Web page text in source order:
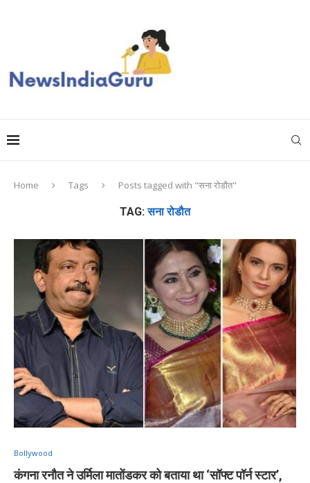
Home Tags Posts tagged with "सना रोडौत"
TAG:सना रोडौत
Bollywood
कंगना रनौत ने उर्मिला मातोंडकर को बताया था ‘सॉफ्ट पॉर्न स्टार’,